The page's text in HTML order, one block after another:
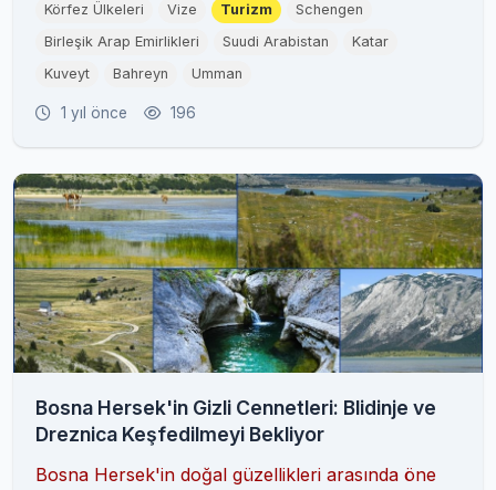
Körfez Ülkeleri Vize Turizm
Schengen
Birleşik Arap Emirlikleri
Suudi Arabistan
Katar
Kuveyt
Bahreyn Umman
1 yıl önce 196
Bosna Hersek'in Gizli Cennetleri: Blidinje ve
Dreznica Keşfedilmeyi Bekliyor
Bosna Hersek'in doğal güzellikleri arasında öne